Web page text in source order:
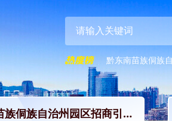
黔东南苗族侗族
黔东南苗族侗族自治州园区招商引资政策